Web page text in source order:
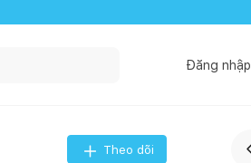
Đăng nhập
Theo dõi